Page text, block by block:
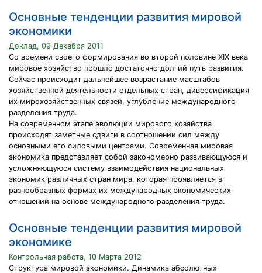
Основные тенденции развития мировой
экономики
Доклад, 09 Декабря 2011
Со времени своего формирования во второй половине XIX века
мировое хозяйство прошло достаточно долгий путь развития.
Сейчас происходит дальнейшее возрастание масштабов
хозяйственной деятельности отдельных стран, диверсификация
их мирохозяйственных связей, углубление международного
разделения труда.
На современном этапе эволюции мирового хозяйства
происходят заметные сдвиги в соотношении сил между
основными его силовыми центрами. Современная мировая
экономика представляет собой закономерно развивающуюся и
усложняющуюся систему взаимодействия национальных
экономик различных стран мира, которая проявляется в
разнообразных формах их международных экономических
отношений на основе международного разделения труда.
Основные тенденции развития мировой
экономике
Контрольная работа, 10 Марта 2012
Структура мировой экономики. Динамика абсолютных